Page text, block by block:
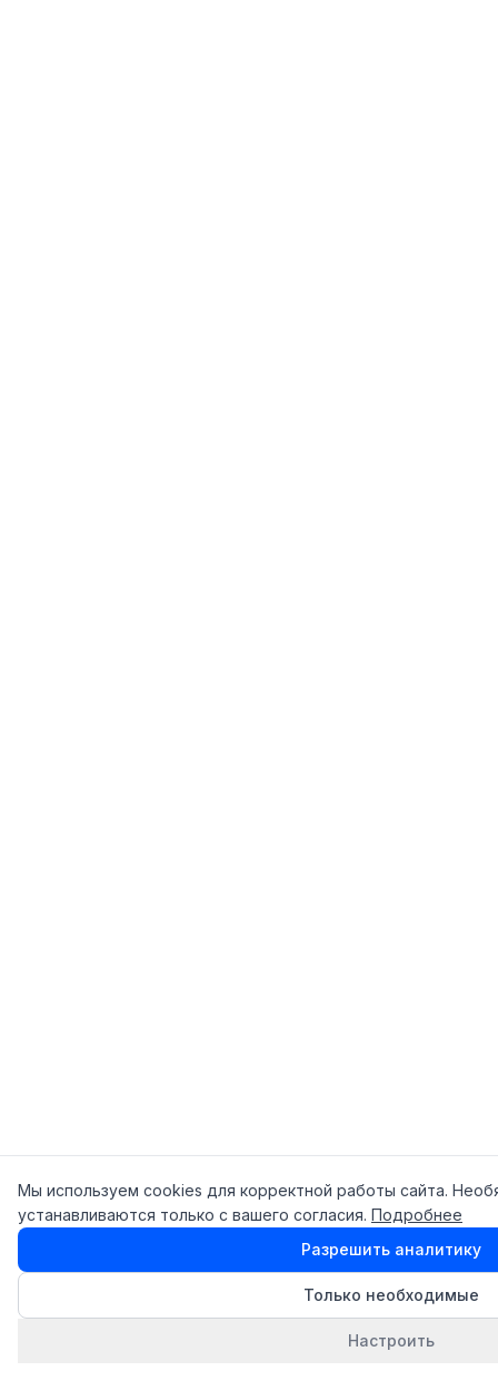
Мы используем cookies для корректной работы сайта.
устанавливаются только с вашего согласия. Подробнее
Разрешить аналитику
Только необходимые
Настроить